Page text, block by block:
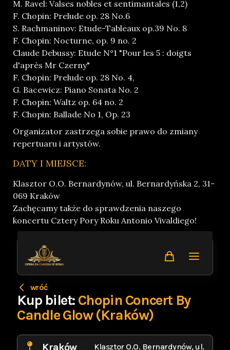
M. Ravel: Valses nobles et sentimantales (1,2)
F. Chopin: Prelude op. 28 No.6
S. Rachmaninov: Etude-Tableaux op.39 No. 8
F. Chopin: Nocturne, op. 9 no. 2
Claude Debussy: Etude N°1 "Pour les 5 : doigts
d'après Mr Czerny"
F. Chopin: Prelude op. 28 No. 4,
G. Bacewicz: Piano Sonata No. 2
F. Chopin: Waltz op. 64 no. 2
F. Chopin: Ballade No 1, Op. 23
Organizator zastrzega sobie prawo do zmiany
repertuaru i artystów.
DATY I MIEJSCE:
Klasztor O.O. Bernardynów, ul. Bernardyńska 2, 31-
069 Kraków
Zachęcamy także do sprawdzenia naszego
koncertu Cztery Pory Roku Antonio Vivaldiego!